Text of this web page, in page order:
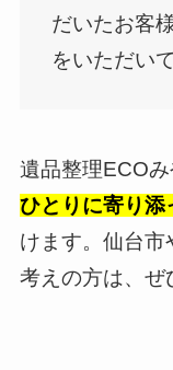
だいたお客
をいただい
遺品整理ECO
ひとりに寄り添
けます。仙台市
考えの方は、ぜ